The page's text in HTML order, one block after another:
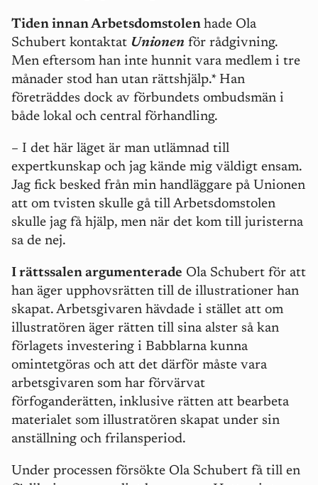
Tiden innan Arbetsdomstolen hade Ola
Schubert kontaktat Unionen för rådgivning.
Men eftersom han inte hunnit vara medlem i tre
månader stod han utan rättshjälp.* Han
företräddes dock av förbundets ombudsmän i
både lokal och central förhandling.
– I det här läget är man utlämnad till
expertkunskap och jag kände mig väldigt ensam.
Jag fick besked från min handläggare på Unionen
att om tvisten skulle gå till Arbetsdomstolen
skulle jag få hjälp, men när det kom till juristerna
sa de nej.
I rättssalen argumenterade Ola Schubert för att
han äger upphovsrätten till de illustrationer han
skapat. Arbetsgivaren hävdade i stället att om
illustratören äger rätten till sina alster så kan
förlagets investering i Babblarna kunna
omintetgöras och att det därför måste vara
arbetsgivaren som har förvärvat
förfoganderätten, inklusive rätten att bearbeta
materialet som illustratören skapat under sin
anställning och frilansperiod.
Under processen försökte Ola Schubert få till en